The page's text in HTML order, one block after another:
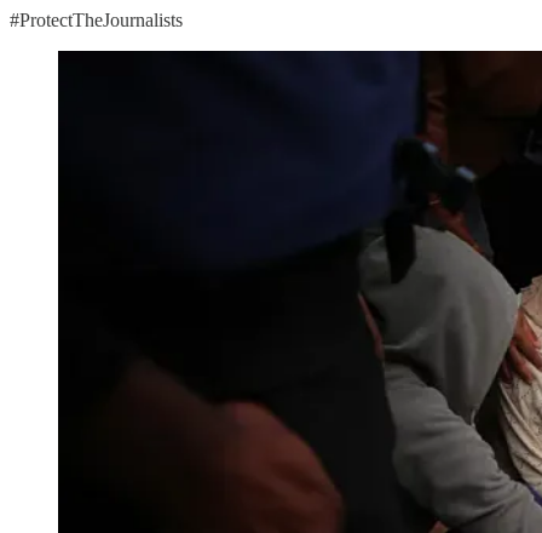
#ProtectTheJournalists